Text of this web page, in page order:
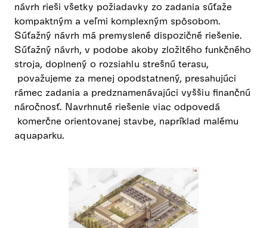
návrh rieši všetky požiadavky zo zadania súťaže
kompaktným a veľmi komplexným spôsobom.
Súťažný návrh má premyslené dispozičné riešenie.
Súťažný návrh, v podobe akoby zložitého funkčného
stroja, doplnený o rozsiahlu strešnú terasu,
považujeme za menej opodstatnený, presahujúci
rámec zadania a predznamenávajúci vyššiu finančnú
náročnosť. Navrhnuté riešenie viac odpovedá
komerčne orientovanej stavbe, napríklad malému
aquaparku.